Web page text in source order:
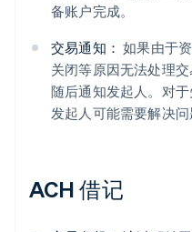
备账户完成。
交易通知： 如果由于
关闭等原因无法处理
随后通知发起人。对
发起人可能需要解决问
ACH 借记